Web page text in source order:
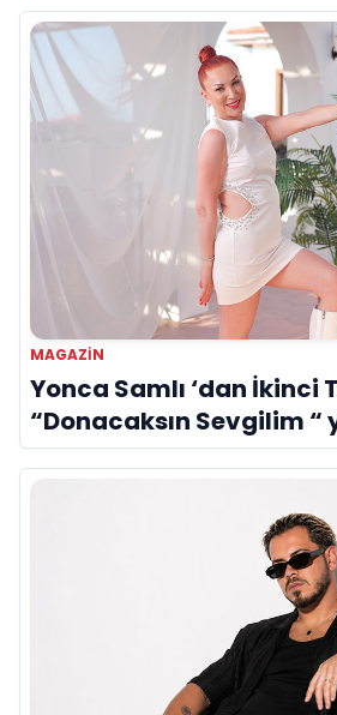
MAGAZIN
Yonca Samlı ‘dan İkinci
“Donacaksın Sevgilim “